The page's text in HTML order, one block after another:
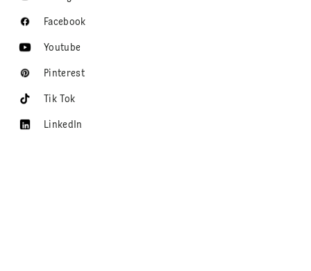
Facebook
Youtube
Pinterest
Tik Tok
LinkedIn